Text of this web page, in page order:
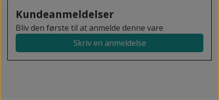
Kundeanmeldelser
Bliv den første til at anmelde denne vare
Skriv en anmeldelse